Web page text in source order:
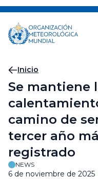
Ir
contenido
principal
Migas
de
pan
Inicio
Se mantiene
camino de
tercer año
registrado
NEWS
6 de noviembre de 2025